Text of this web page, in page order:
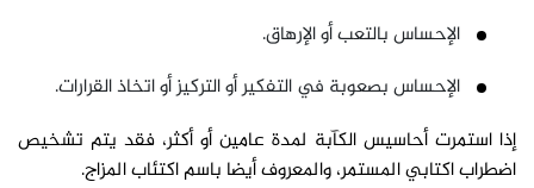
الإحساس بالتعب أو الإرهاق.
الإحساس بصعوبة في التفكير أو التركيز أو اتخاذ القرارات.
إذا استمرت أحاسيس الكآبة لمدة عامين أو أكثر، فقد يتم تشخيص
اضطراب اكتابي المستمر، والمعروف أيضا باسم اكتئاب المزاج.